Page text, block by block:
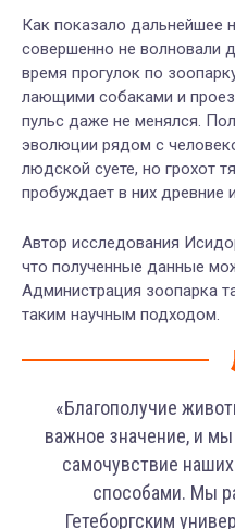
Как показало дальнейшее
совершенно не волновали
время прогулок по
лающими собаками и
пульс даже не менялся.
эволюции рядом с
людской суете, но грохот
пробуждает в них древние
Автор исследования
что полученные данные
Администрация зоопарка
таким научным подходом.
«Благополучие
важное значение, и
самочувствие
способами. Мы
Гетеборгским